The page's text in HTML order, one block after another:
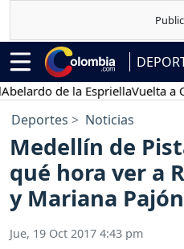
de la EspriellaVuelta a
Deportes Noticias
Medellín de
qué hora ver a
y Mariana
Jue, 19 Oct 2017 4:43 pm